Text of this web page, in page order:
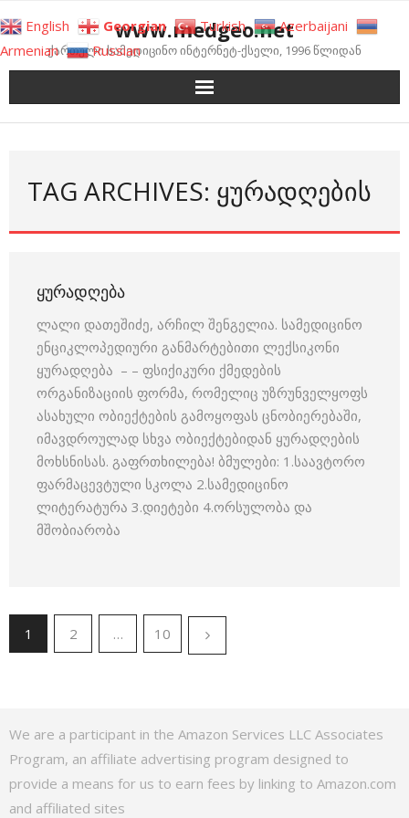
to
content
www.medgeo.net
ქართული სამედიცინო ინტერნეტ-ქსელი, 1996 წლიდან
TAG ARCHIVES: ᲧᲣᲠᲐᲓᲦᲔᲑᲘᲡ
ᲧᲣᲠᲐᲓᲦᲔᲑᲐ
ლალი დათეშიძე, არჩილ შენგელია. სამედიცინო
ენციკლოპედიური განმარტებითი ლექსიკონი
ყურადღება – – ფსიქიკური ქმედების
ორგანიზაციის ფორმა, რომელიც უზრუნველყოფს
ასახული ობიექტების გამოყოფას ცნობიერებაში,
იმავდროულად სხვა ობიექტებიდან ყურადღების
მოხსნისას. გაფრთხილება! ბმულები: 1.საავტორო
ფარმაცევტული სკოლა 2.სამედიცინო
ლიტერატურა 3.დიეტები 4.ორსულობა და
მშობიარობა
1 2 … 10
We are a participant in the Amazon Services LLC Associates
Program, an affiliate advertising program designed to
provide a means for us to earn fees by linking to Amazon.com
and affiliated sites
English Georgian Turkish
Azerbaijani
Armenian
Russian